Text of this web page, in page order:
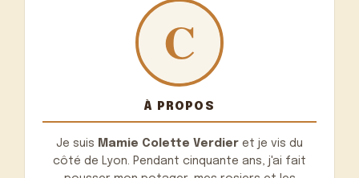
À PROPOS
Je suis Mamie Colette Verdier et je vis du
côté de Lyon. Pendant cinquante ans, j'ai fait